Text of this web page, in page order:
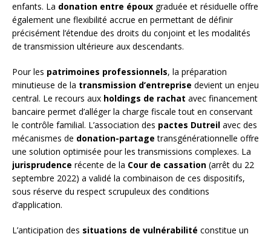
enfants. La donation entre époux graduée et résiduelle offre
également une flexibilité accrue en permettant de définir
précisément l’étendue des droits du conjoint et les modalités
de transmission ultérieure aux descendants.
Pour les patrimoines professionnels, la préparation
minutieuse de la transmission d’entreprise devient un enjeu
central. Le recours aux holdings de rachat avec financement
bancaire permet d’alléger la charge fiscale tout en conservant
le contrôle familial. L’association des pactes Dutreil avec des
mécanismes de donation-partage transgénérationnelle offre
une solution optimisée pour les transmissions complexes. La
jurisprudence récente de la Cour de cassation (arrêt du 22
septembre 2022) a validé la combinaison de ces dispositifs,
sous réserve du respect scrupuleux des conditions
d’application.
L’anticipation des situations de vulnérabilité constitue un